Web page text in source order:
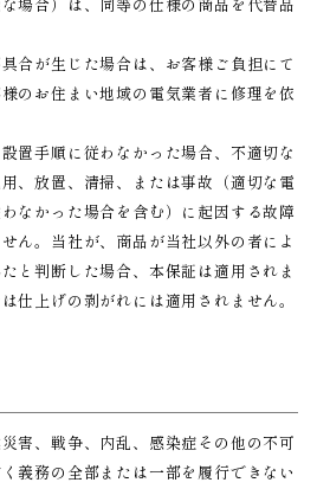
合が生じた場合は、お客様ご負担にて
のお住まい地域の電気業者に修理を依
置手順に従わなかった場合、不適切な
、放置、清掃、または事故（適切な電
なかった場合を含む）に起因する故障
ん。当社が、商品が当社以外の者によ
と判断した場合、本保証は適用されま
仕上げの剥がれには適用されません。
害、戦争、内乱、感染症その他の不可
義務の全部または一部を履行できない